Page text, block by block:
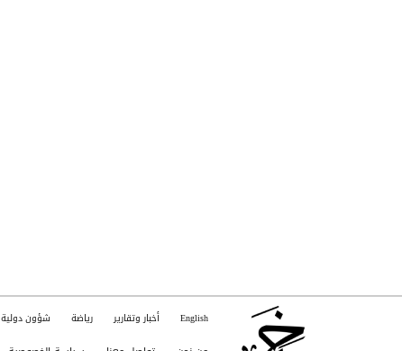
English أخبار وتقارير رياضة شؤون دولية